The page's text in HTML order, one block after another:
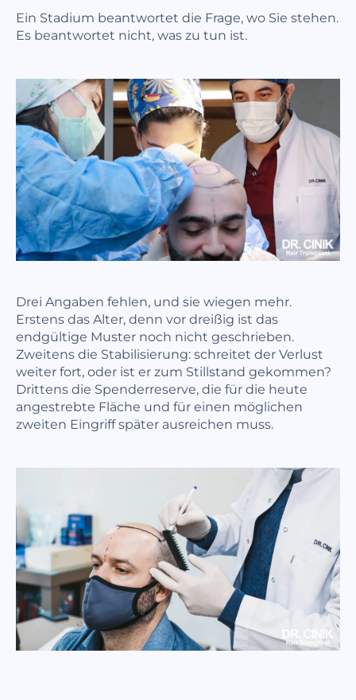
Ein Stadium beantwortet die Frage, wo Sie stehen.
Es beantwortet nicht, was zu tun ist.
Drei Angaben fehlen, und sie wiegen mehr.
Erstens das Alter, denn vor dreißig ist das
endgültige Muster noch nicht geschrieben.
Zweitens die Stabilisierung: schreitet der Verlust
weiter fort, oder ist er zum Stillstand gekommen?
Drittens die Spenderreserve, die für die heute
angestrebte Fläche und für einen möglichen
zweiten Eingriff später ausreichen muss.